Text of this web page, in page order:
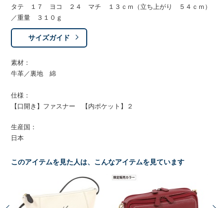
タテ １７ ヨコ ２４ マチ １３ｃｍ（立ち上がり ５４ｃｍ）
／重量 ３１０ｇ
サイズガイド
素材：
牛革／裏地 綿
仕様：
【口開き】ファスナー 【内ポケット】２
生産国：
日本
このアイテムを見た人は、こんなアイテムを見ています